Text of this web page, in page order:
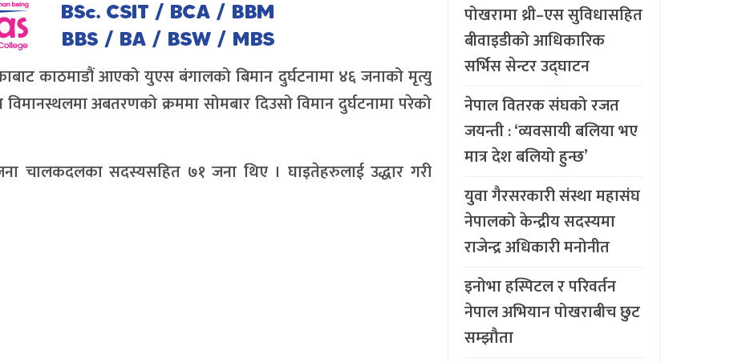
काठमाडौं आएको युएस बंगालको बिमान दुर्घटनामा ४६ जनाको मृत्यु
विमानस्थलमा अबतरणको क्रममा सोमबार दिउसो विमान दुर्घटनामा परेको
चालकदलका सदस्यसहित ७१ जना थिए । घाइतेहरुलाई उद्धार गरी
पोखरामा थ्री–एस सुविधासहित
बीवाइडीको आधिकारिक
सर्भिस सेन्टर उद्घाटन
नेपाल वितरक संघको रजत
जयन्ती : ‘व्यवसायी बलिया भए
मात्र देश बलियो हुन्छ’
युवा गैरसरकारी संस्था महासंघ
नेपालको केन्द्रीय सदस्यमा
राजेन्द्र अधिकारी मनोनीत
इनोभा हस्पिटल र परिवर्तन
नेपाल अभियान पोखराबीच छुट
सम्झौता